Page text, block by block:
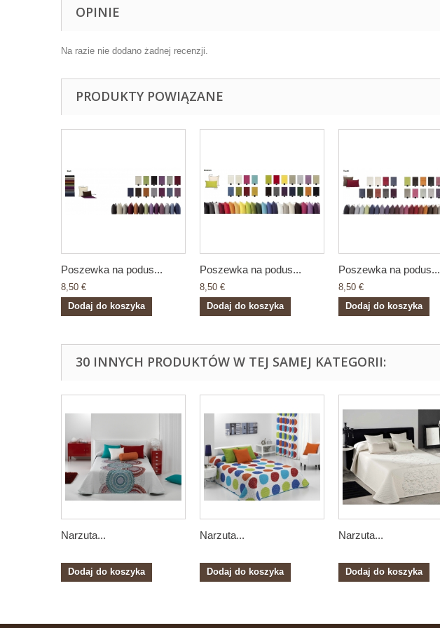
OPINIE
Na razie nie dodano żadnej recenzji.
PRODUKTY POWIĄZANE
Poszewka na podus...
8,50 €
Dodaj do koszyka
Poszewka na podus...
8,50 €
Dodaj do koszyka
Poszewka na podus...
8,50 €
Dodaj do koszyka
30 INNYCH PRODUKTÓW W TEJ SAMEJ KATEGORII:
Narzuta...
Dodaj do koszyka
Narzuta...
Dodaj do koszyka
Narzuta...
Dodaj do koszyka